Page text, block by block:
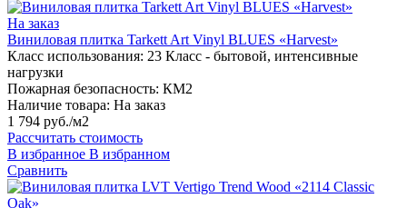
На заказ
Виниловая плитка Tarkett Art Vinyl BLUES «Harvest»
Класс использования: 23 Класс - бытовой, интенсивные
нагрузки
Пожарная безопасность: КМ2
Наличие товара: На заказ
1 794 руб./м2
Рассчитать стоимость
В избранное В избранном
Сравнить